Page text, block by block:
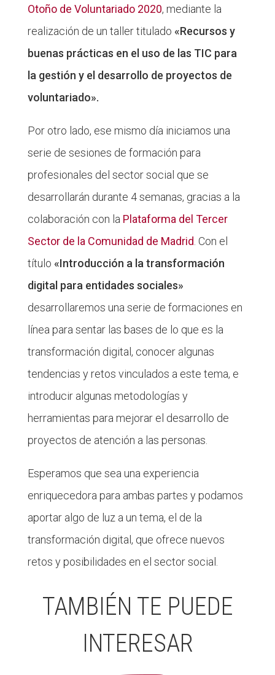
Otoño de Voluntariado 2020, mediante la
realización de un taller titulado «Recursos y
buenas prácticas en el uso de las TIC para
la gestión y el desarrollo de proyectos de
voluntariado».
Por otro lado, ese mismo día iniciamos una
serie de sesiones de formación para
profesionales del sector social que se
desarrollarán durante 4 semanas, gracias a la
colaboración con la Plataforma del Tercer
Sector de la Comunidad de Madrid . Con el
título «Introducción a la transformación
digital para entidades sociales»
desarrollaremos una serie de formaciones en
línea para sentar las bases de lo que es la
transformación digital, conocer algunas
tendencias y retos vinculados a este tema, e
introducir algunas metodologías y
herramientas para mejorar el desarrollo de
proyectos de atención a las personas.
Esperamos que sea una experiencia
enriquecedora para ambas partes y podamos
aportar algo de luz a un tema, el de la
transformación digital, que ofrece nuevos
retos y posibilidades en el sector social.
TAMBIÉN TE PUEDE
INTERESAR